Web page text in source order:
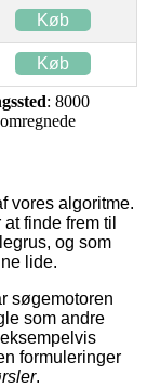
Køb
Køb
: 8000
vores algoritme.
finde frem til
og som
lide.
søgemotoren
som andre
formuleringer
.